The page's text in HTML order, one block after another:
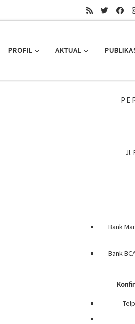
PROFIL AKTUAL
Jl.
Bank
Bank